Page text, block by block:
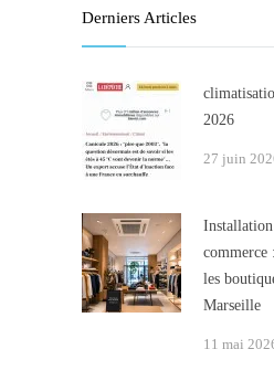
Derniers Articles
2026
27 juin
les
Marseille
11 mai